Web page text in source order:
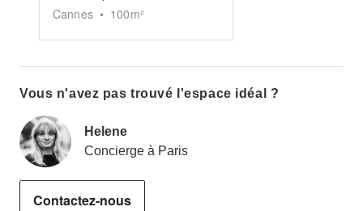
Cannes • 100m²
Vous n'avez pas trouvé l'espace idéal ?
Helene
Concierge à Paris
Contactez-nous